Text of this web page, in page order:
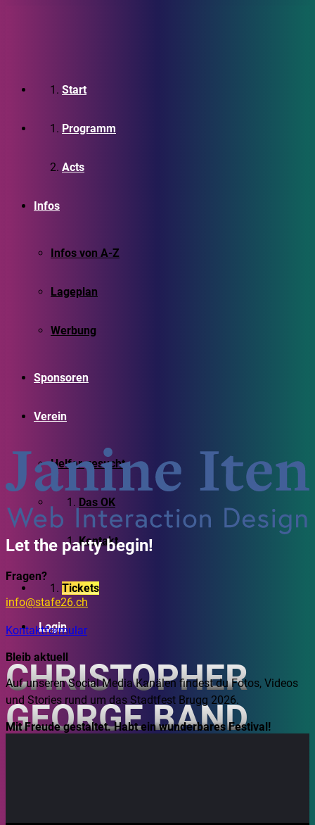
Start
Programm
Acts
Infos
Infos von A-Z
Lageplan
Werbung
Sponsoren
Verein
Helfer gesucht
Das OK
Kontakt
Tickets
Login
CHRISTOPHER
GEORGE BAND
Let the party begin!
Fragen?
info@stafe26.ch
Kontaktformular
Bleib aktuell
Auf unseren Social Media Kanälen findest du Fotos, Videos
und Stories rund um das Stadtfest Brugg 2026.
Mit Freude gestaltet. Habt ein wunderbares Festival!